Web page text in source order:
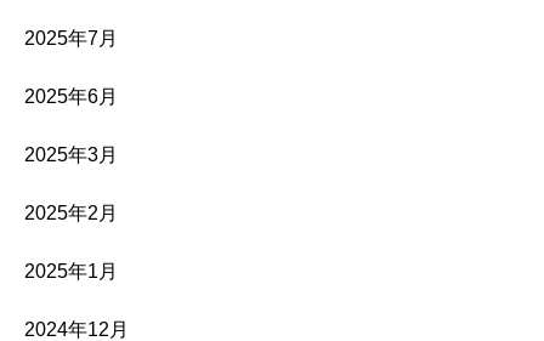
2025年7月
2025年6月
2025年3月
2025年2月
2025年1月
2024年12月